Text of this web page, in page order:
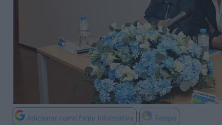
Adicionar como fonte informativa Tempo